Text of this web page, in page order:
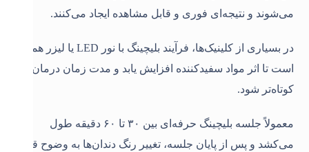
می‌شوند و نتیجه‌ای فوری و قابل مشاهده ایجاد می‌کنند.
در بسیاری از کلینیک‌ها، فرآیند بلیچینگ با نور LED یا لیزر همراه
است تا اثر مواد سفیدکننده افزایش یابد و مدت زمان درمان
کوتاه‌تر شود.
معمولاً جلسه بلیچینگ حرفه‌ای بین ۳۰ تا ۶۰ دقیقه طول
می‌کشد و پس از پایان جلسه، تغییر رنگ دندان‌ها به وضوح قابل